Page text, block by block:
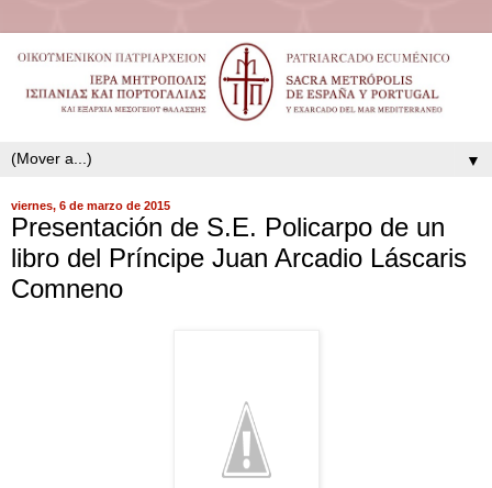
▼
viernes, 6 de marzo de 2015
Presentación de S.E. Policarpo de un
libro del Príncipe Juan Arcadio Láscaris
Comneno